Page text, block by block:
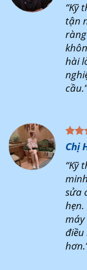
“Kỹ
tận
hài
Chị
“Kỹ
sửa
máy